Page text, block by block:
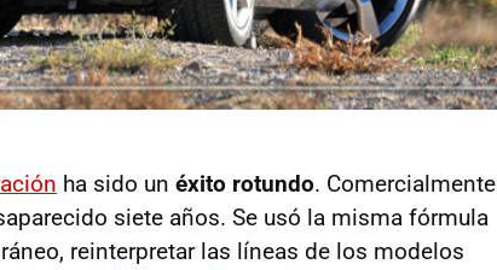
ha sido un éxito rotundo. Comercialmente
siete años. Se usó la misma fórmula
reinterpretar las líneas de los modelos